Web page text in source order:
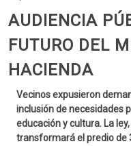
AUDIENCIA
FUTURO DEL
HACIENDA
Vecinos expusieron
inclusión de necesidades
educación y cultura. La
transformará el predio de